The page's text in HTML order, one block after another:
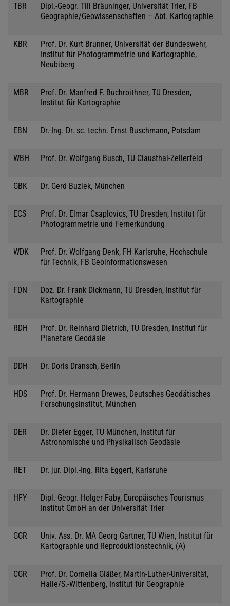
TBR
Dipl.-Geogr. Till Bräuninger, Universität Trier, FB
Geographie/Geowissenschaften – Abt. Kartographie
KBR
Prof. Dr. Kurt Brunner, Universität der Bundeswehr,
Institut für Photogrammetrie und Kartographie,
Neubiberg
MBR
Prof. Dr. Manfred F. Buchroithner, TU Dresden,
Institut für Kartographie
EBN Dr.-Ing. Dr. sc. techn. Ernst Buschmann, Potsdam
WBH Prof. Dr. Wolfgang Busch, TU Clausthal-Zellerfeld
GBK Dr. Gerd Buziek, München
ECS
Prof. Dr. Elmar Csaplovics, TU Dresden, Institut für
Photogrammetrie und Fernerkundung
WDK
Prof. Dr. Wolfgang Denk, FH Karlsruhe, Hochschule
für Technik, FB Geoinformationswesen
FDN
Doz. Dr. Frank Dickmann, TU Dresden, Institut für
Kartographie
RDH
Prof. Dr. Reinhard Dietrich, TU Dresden, Institut für
Planetare Geodäsie
DDH Dr. Doris Dransch, Berlin
HDS
Prof. Dr. Hermann Drewes, Deutsches Geodätisches
Forschungsinstitut, München
DER
Dr. Dieter Egger, TU München, Institut für
Astronomische und Physikalisch Geodäsie
RET Dr. jur. Dipl.-Ing. Rita Eggert, Karlsruhe
HFY
Dipl.-Geogr. Holger Faby, Europäisches Tourismus
Institut GmbH an der Universität Trier
GGR
Univ. Ass. Dr. MA Georg Gartner, TU Wien, Institut für
Kartographie und Reproduktionstechnik, (A)
CGR
Prof. Dr. Cornelia Gläßer, Martin-Luther-Universität,
Halle/S.-Wittenberg, Institut für Geographie